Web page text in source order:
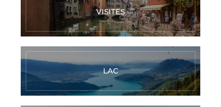
VISITES
LAC